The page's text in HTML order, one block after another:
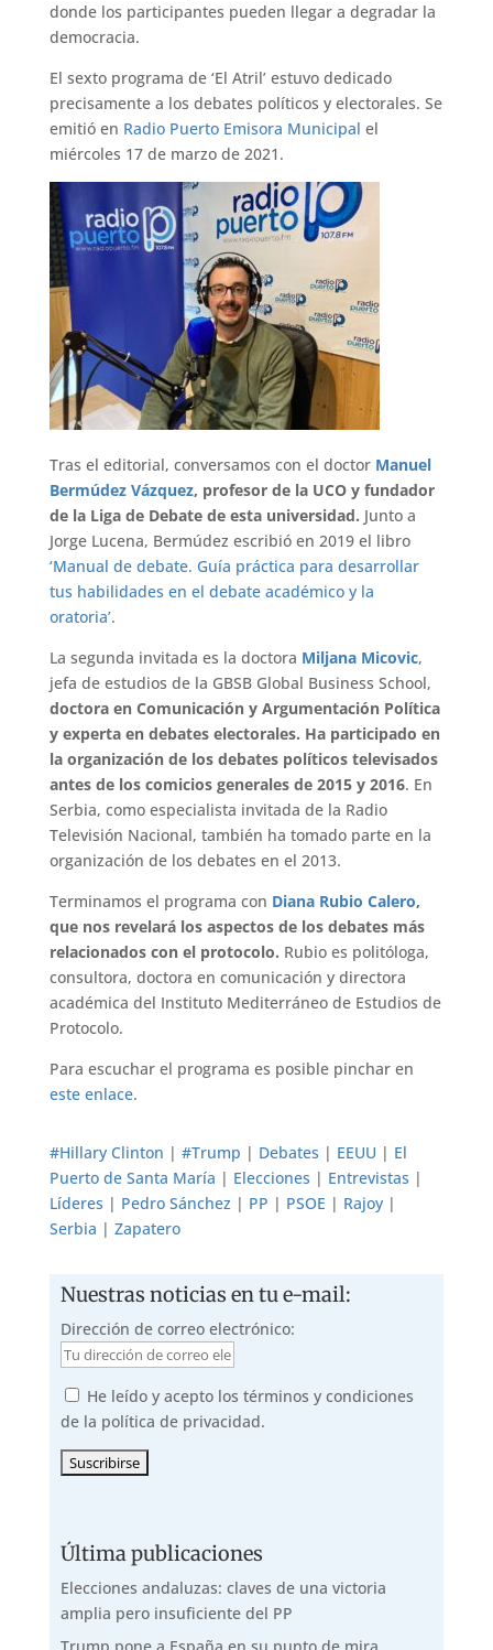
donde los participantes pueden llegar a degradar la
democracia.
El sexto programa de ‘El Atril’ estuvo dedicado
precisamente a los debates políticos y electorales. Se
emitió en Radio Puerto Emisora Municipal el
miércoles 17 de marzo de 2021.
Tras el editorial, conversamos con el doctor Manuel
Bermúdez Vázquez, profesor de la UCO y fundador
de la Liga de Debate de esta universidad. Junto a
Jorge Lucena, Bermúdez escribió en 2019 el libro
‘Manual de debate. Guía práctica para desarrollar
tus habilidades en el debate académico y la
oratoria’.
La segunda invitada es la doctora Miljana Micovic,
jefa de estudios de la GBSB Global Business School,
doctora en Comunicación y Argumentación Política
y experta en debates electorales. Ha participado en
la organización de los debates políticos televisados
antes de los comicios generales de 2015 y 2016. En
Serbia, como especialista invitada de la Radio
Televisión Nacional, también ha tomado parte en la
organización de los debates en el 2013.
Terminamos el programa con Diana Rubio Calero,
que nos revelará los aspectos de los debates más
relacionados con el protocolo. Rubio es politóloga,
consultora, doctora en comunicación y directora
académica del Instituto Mediterráneo de Estudios de
Protocolo.
Para escuchar el programa es posible pinchar en
este enlace.
#Hillary Clinton | #Trump | Debates | EEUU | El
Puerto de Santa María | Elecciones | Entrevistas |
Líderes | Pedro Sánchez | PP | PSOE | Rajoy|
Serbia | Zapatero
Nuestras noticias en tu e-mail:
Dirección de correo electrónico:
He leído y acepto los términos y condiciones
de la política de privacidad.
Última publicaciones
Elecciones andaluzas: claves de una victoria
amplia pero insuficiente del PP